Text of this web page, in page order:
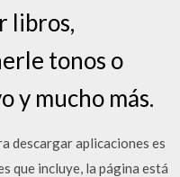
libros,
tonos o
y mucho más.
descargar aplicaciones es
que incluye, la página está